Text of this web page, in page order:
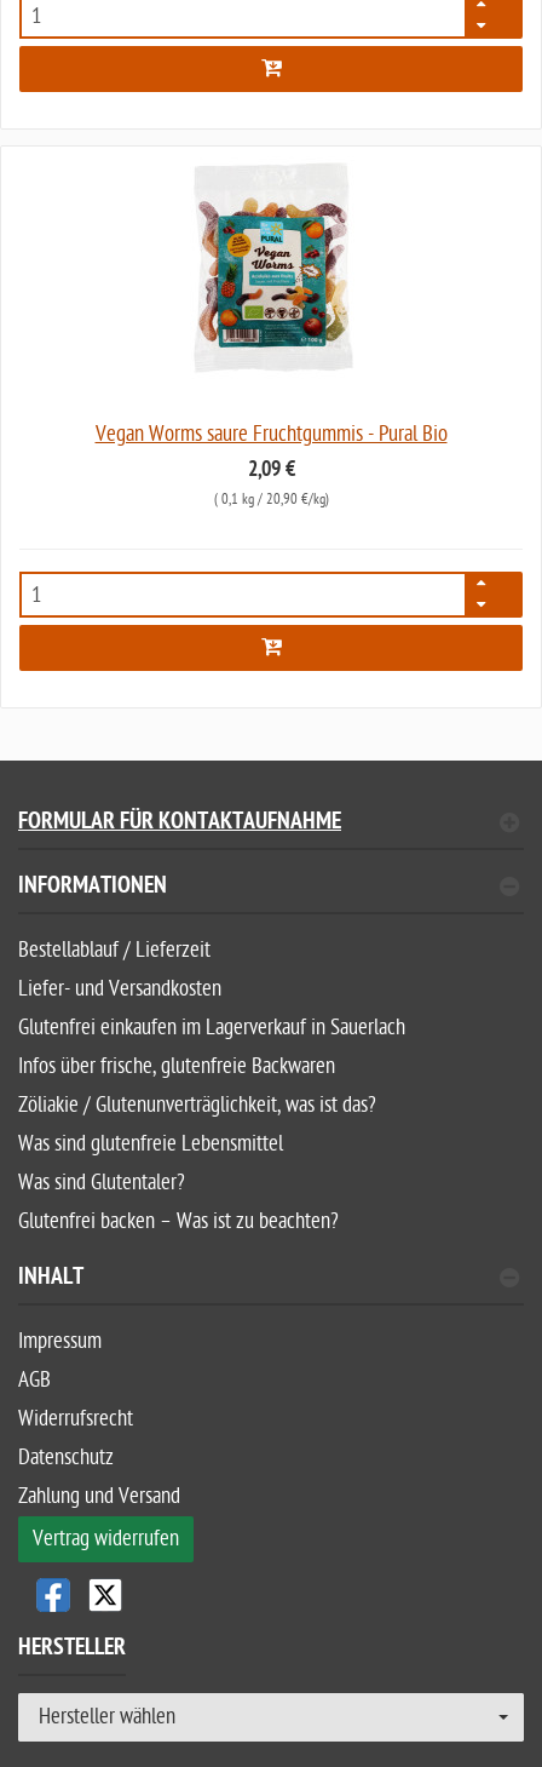
7970
Vegan Worms saure Fruchtgummis - Pural Bio
2,09 €
( 0,1 kg/ 20,90 €/kg)
7971
FORMULAR FÜR KONTAKTAUFNAHME
INFORMATIONEN
Bestellablauf / Lieferzeit
Liefer- und Versandkosten
Glutenfrei einkaufen im Lagerverkauf in Sauerlach
Infos über frische, glutenfreie Backwaren
Zöliakie / Glutenunverträglichkeit, was ist das?
Was sind glutenfreie Lebensmittel
Was sind Glutentaler?
Glutenfrei backen – Was ist zu beachten?
INHALT
Impressum
AGB
Widerrufsrecht
Datenschutz
Zahlung und Versand
Vertrag widerrufen
HERSTELLER
Hersteller wählen